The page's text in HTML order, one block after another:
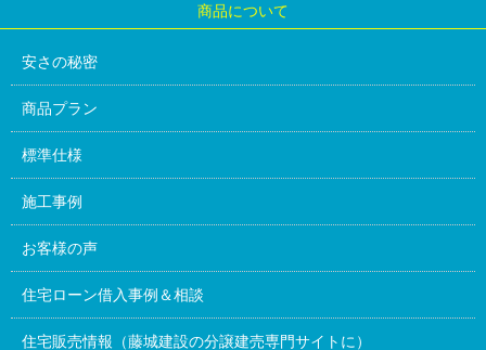
商品について
安さの秘密
商品プラン
標準仕様
施工事例
お客様の声
住宅ローン借入事例＆相談
住宅販売情報（藤城建設の分譲建売専門サイトに）